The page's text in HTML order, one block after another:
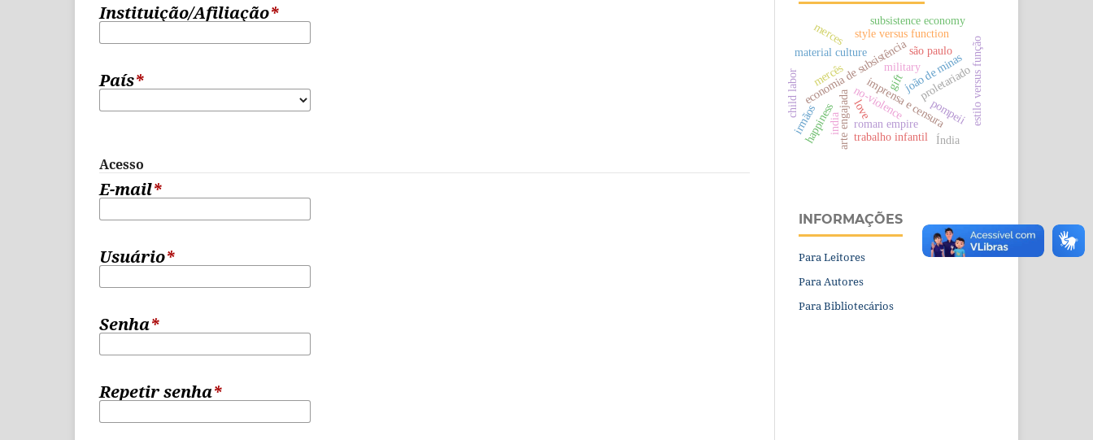
Instituição/Afiliação*
País*
Acesso
E-mail*
Usuário*
Senha*
Repetir senha*
imprensa e censura
arte engajada
economia de subsistênciasão paulo
proletariado
joão de minasestilo versus função
material culture
style versus function
roman empire pompeii
happiness no-violence
love
trabalho infantil
subsistence economy
gift
merces
military
mercês
child labor
india
Índia
irmãos
INFORMAÇÕES
Para Leitores
Para Autores
Para Bibliotecários